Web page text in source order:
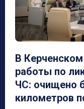
В
работы по
ЧС: очищено
километров